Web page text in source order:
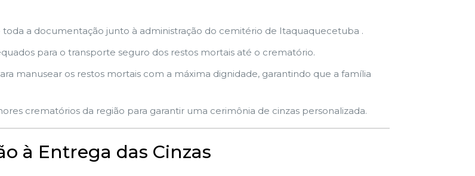
a documentação junto à administração do cemitério de Itaquaquecetuba .
para o transporte seguro dos restos mortais até o crematório.
manusear os restos mortais com a máxima dignidade, garantindo que a família
crematórios da região para garantir uma cerimônia de cinzas personalizada.
à Entrega das Cinzas